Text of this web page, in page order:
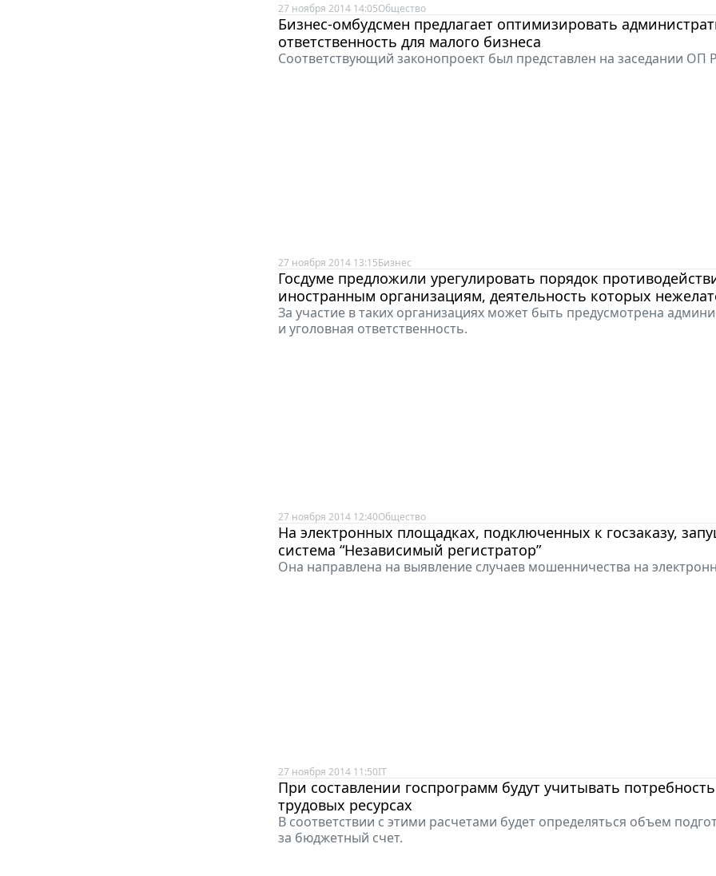
27 ноября 2014 14:05Общество
Бизнес-омбудсмен предлагает оптимизировать
ответственность для малого бизнеса
Соответствующий законопроект был представлен на заседании ОП
27 ноября 2014 13:15Бизнес
Госдуме предложили урегулировать порядок
иностранным организациям, деятельность которых
За участие в таких организациях может быть предусмотрена
и уголовная ответственность.
27 ноября 2014 12:40Общество
На электронных площадках, подключенных к госзаказу,
система “Независимый регистратор”
Она направлена на выявление случаев мошенничества на
27 ноября 2014 11:50IT
При составлении госпрограмм будут учитывать
трудовых ресурсах
В соответствии с этими расчетами будет определяться объем
за бюджетный счет.